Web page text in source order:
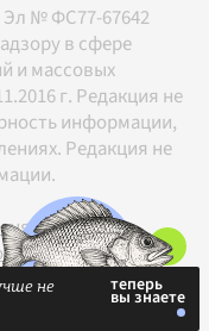
Эл № ФС77-67642
в сфере
и массовых
г. Редакция не
информации,
Редакция не
с
не